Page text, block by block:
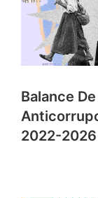
Balance
2022-2026